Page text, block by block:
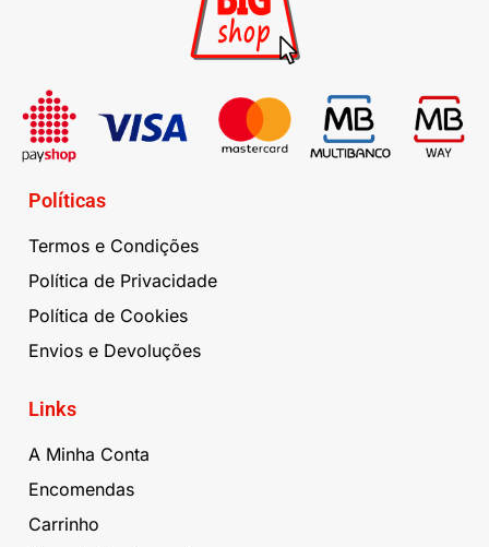
Políticas
Termos e Condições
Política de Privacidade
Política de Cookies
Envios e Devoluções
Links
A Minha Conta
Encomendas
Carrinho